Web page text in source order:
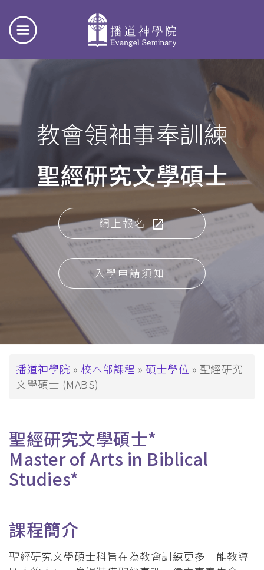
教會領袖事奉訓練
聖經研究文學碩士
網上報名
入學申請須知
導
航
結
播道神學院 校本部課程 碩士學位
聖經研究
文學碩士 (MABS)
聖經研究文學碩士*
Master of Arts in Biblical
Studies*
課程簡介
聖經研究文學碩士科旨在為教會訓練更多「能教導